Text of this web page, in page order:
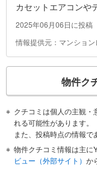
カセットエアコンや
2025年06月06日に投稿
情報提供元：マンション
物件ク
クチコミは個人の主観・
れる可能性があります。
また、投稿時点の情報で
物件クチコミ情報は主に
ビュー（外部サイト） か